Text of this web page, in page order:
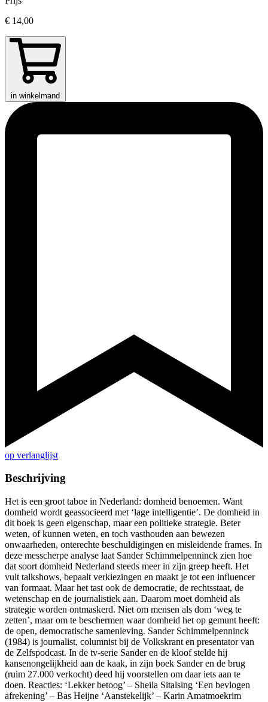
€ 14,00
in winkelmand
op verlanglijst
Beschrijving
Het is een groot taboe in Nederland: domheid benoemen. Want
domheid wordt geassocieerd met ‘lage intelligentie’. De domheid in
dit boek is geen eigenschap, maar een politieke strategie. Beter
weten, of kunnen weten, en toch vasthouden aan bewezen
onwaarheden, onterechte beschuldigingen en misleidende frames. In
deze messcherpe analyse laat Sander Schimmelpenninck zien hoe
dat soort domheid Nederland steeds meer in zijn greep heeft. Het
vult talkshows, bepaalt verkiezingen en maakt je tot een influencer
van formaat. Maar het tast ook de democratie, de rechtsstaat, de
wetenschap en de journalistiek aan. Daarom moet domheid als
strategie worden ontmaskerd. Niet om mensen als dom ‘weg te
zetten’, maar om te beschermen waar domheid het op gemunt heeft:
de open, democratische samenleving. Sander Schimmelpenninck
(1984) is journalist, columnist bij de Volkskrant en presentator van
de Zelfspodcast. In de tv-serie Sander en de kloof stelde hij
kansenongelijkheid aan de kaak, in zijn boek Sander en de brug
(ruim 27.000 verkocht) deed hij voorstellen om daar iets aan te
doen. Reacties: ‘Lekker betoog’ – Sheila Sitalsing ‘Een bevlogen
afrekening’ – Bas Heijne ‘Aanstekelijk’ – Karin Amatmoekrim